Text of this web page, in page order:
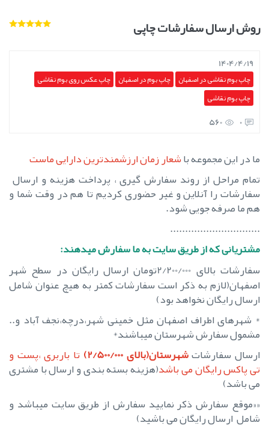
روش ارسال سفارشات چاپی
1404/4/19
چاپ بوم نقاشی در اصفهان چاپ بوم در اصفهان چاپ عکس روی بوم نقاشی
چاپ بوم نقاشی
0
560
ما در این مجموعه باشعار زمان ارزشمندترین دارایی ماست
تمام مراحل از روند سفارش گیری ، پرداخت هزینه و ارسال
سفارشات را آنلاین و غیر حضوری کردیم تا هم در وقت شما و
هم ما صرفه جویی شود.
..............................
مشتریانی که از طریق سایت به ما سفارش میدهند:
سفارشات بالای 2/200/000تومان
ارسال رایگان در سطح شهر
اصفهان(لازم به ذکر است سفارشات کمتر به هیچ عنوان شامل
ارسال رایگان نخواهد بود)
* شهرهای اطراف اصفهان مثل خمینی شهر،درچه،نجف آباد و..
مشمول سفارش شهرستان میباشند*
ارسال سفارشاتشهرستان(بالای 2/500/000) تا باربری ،پست و
تی پاکس رایگان می باشد(هزینه بسته بندی و ارسال با مشتری
می باشد)
««موقع سفارش ذکر نمایید سفارش از طریق سایت میباشد و
شامل ارسال رایگان می باشید)